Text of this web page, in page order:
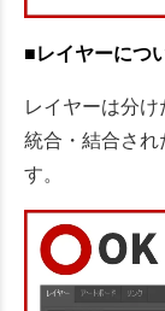
■レイヤーにつ
レイヤーは分け
統合・結合され
す。